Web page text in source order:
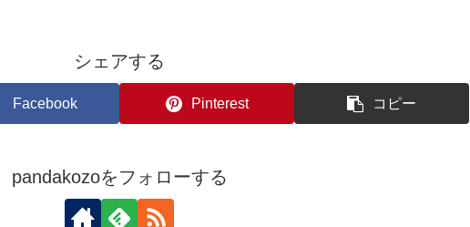
シェアする
Facebook Pinterest コピー
pandakozoをフォローする